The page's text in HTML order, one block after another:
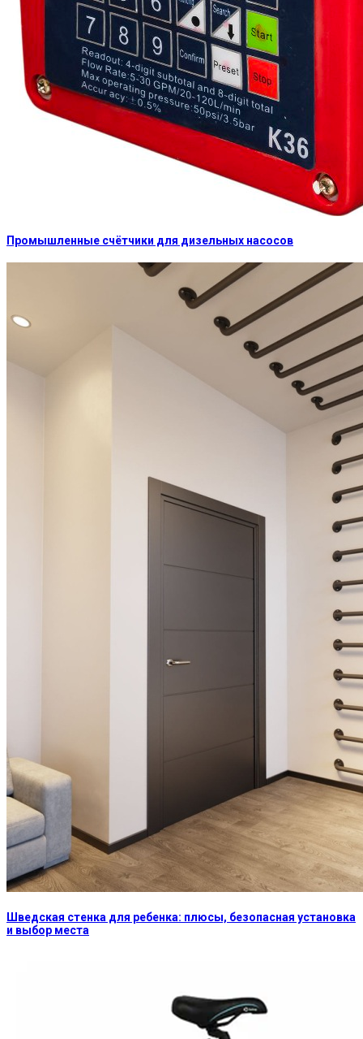
Промышленные счётчики для дизельных насосов
Шведская стенка для ребенка: плюсы, безопасная установка
и выбор места